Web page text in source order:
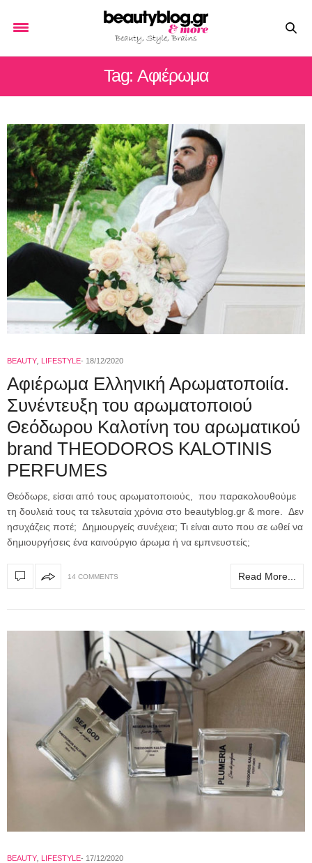
Tag: Αφιέρωμα
BEAUTY, LIFESTYLE 18/12/2020
Αφιέρωμα Ελληνική Αρωματοποιία.
Συνέντευξη του αρωματοποιού
Θεόδωρου Καλοτίνη του αρωματικού
brand THEODOROS KALOTINIS
PERFUMES
Θεόδωρε, είσαι από τους αρωματοποιούς, που παρακολουθούμε
τη δουλειά τους τα τελευταία χρόνια στο beautyblog.gr & more. Δεν
ησυχάζεις ποτέ; Δημιουργείς συνέχεια; Τι είναι αυτο που σε ωθεί να
δημιουργήσεις ένα καινούργιο άρωμα ή να εμπνευστείς;
14 COMMENTS Read More...
BEAUTY LIFESTYLE 17/12/2020